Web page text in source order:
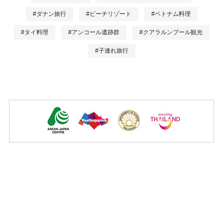
#ダナン旅行 #ビーチリゾート #ベトナム料理
#タイ料理 #アンコール遺跡群 #クアラルンプール観光
#子連れ旅行